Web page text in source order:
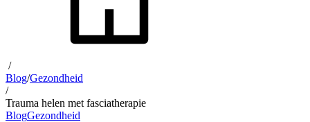
/
Blog/Gezondheid
/
Trauma helen met fasciatherapie
BlogGezondheid